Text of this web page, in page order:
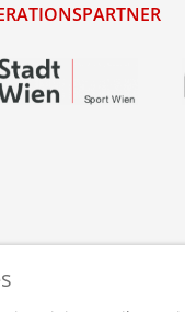
und betreut von